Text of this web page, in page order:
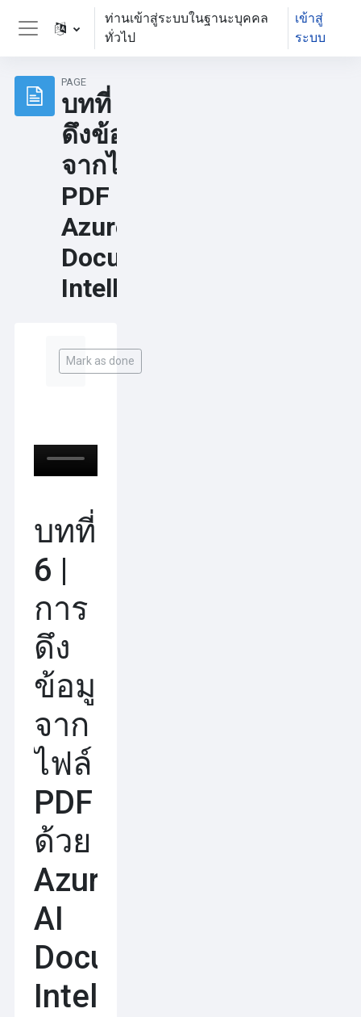
ข้ามไปที่เนื้อหาหลัก
Side panel
ท่านเข้าสู่ระบบในฐานะบุคคล
ทั่วไป
เข้าสู่
ระบบ
PAGE
บทที่ 6 | การ
ดึงข้อมูล
จากไฟล์
PDF ด้วย
Azure AI
Document
Intelligence
Mark as done
บทที่
6 |
การ
ดึง
ข้อมูล
จาก
ไฟล์
PDF
ด้วย
Azure
AI
Document
Intelligence